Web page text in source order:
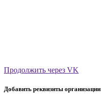
Продолжить через VK
Добавить реквизиты организации